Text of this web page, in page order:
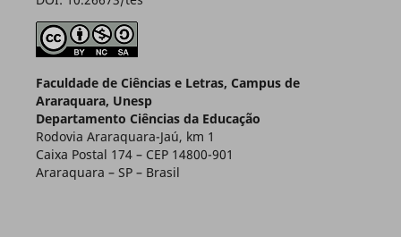
Faculdade de Ciências e Letras, Campus de
Araraquara, Unesp
Departamento Ciências da Educação
Rodovia Araraquara-Jaú, km 1
Caixa Postal 174 – CEP 14800-901
Araraquara – SP – Brasil